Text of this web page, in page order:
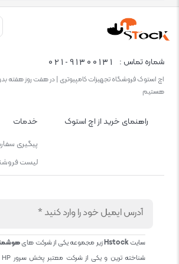
شماره تماس : 021-91300131
اچ استوک فروشگاه تجهیزات کامپیوتری | در هفت روز هفته
هستیم
راهنمای خرید از اچ استوک خدمات
پیگیری
لیست
سایتHstockزیر مجموعه یکی از شرکت های